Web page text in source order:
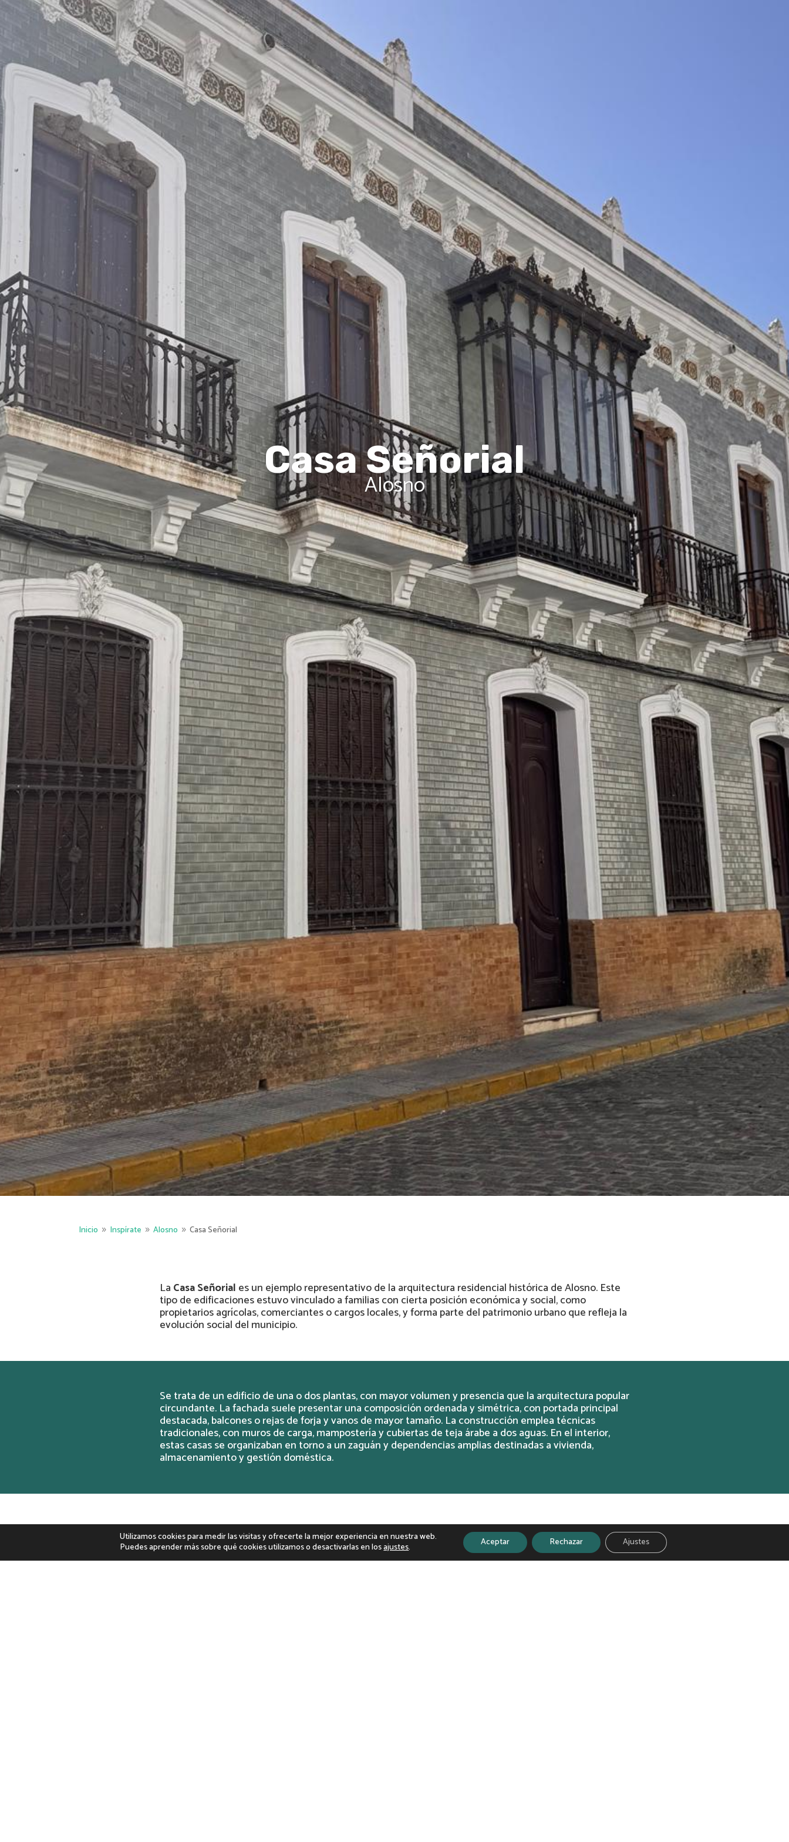
Casa Señorial
Alosno
Inicio 9 Inspírate 9 Alosno 9 Casa Señorial
La Casa Señorial es un ejemplo representativo de la arquitectura residencial histórica de Alosno. Este
tipo de edificaciones estuvo vinculado a familias con cierta posición económica y social, como
propietarios agrícolas, comerciantes o cargos locales, y forma parte del patrimonio urbano que refleja la
evolución social del municipio.
Se trata de un edificio de una o dos plantas, con mayor volumen y presencia que la arquitectura popular
circundante. La fachada suele presentar una composición ordenada y simétrica, con portada principal
destacada, balcones o rejas de forja y vanos de mayor tamaño. La construcción emplea técnicas
tradicionales, con muros de carga, mampostería y cubiertas de teja árabe a dos aguas. En el interior,
estas casas se organizaban en torno a un zaguán y dependencias amplias destinadas a vivienda,
almacenamiento y gestión doméstica.
Contexto histórico
Las casas señoriales de Alosno se desarrollaron principalmente entre los siglos XVII y XIX, coincidiendo
con un periodo de estabilidad y crecimiento económico ligado a la agricultura y al comercio local. En un
Utilizamos cookies para medir las visitas y ofrecerte la mejor experiencia en nuestra web.
Puedes aprender más sobre qué cookies utilizamos o desactivarlas en losajustes. Aceptar Rechazar Ajustes